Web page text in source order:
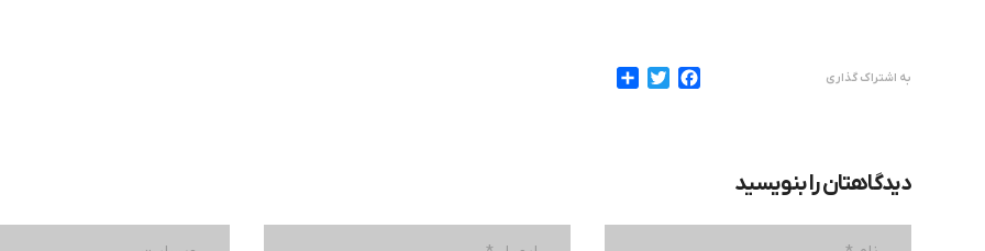
به اشتراک گذاری
دیدگاهتان را بنویسید